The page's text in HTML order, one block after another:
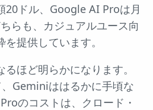
20ドル、Google AI Proは月
らも、カジュアルユース向
提供しています。
ほど明らかになります。
Geminiははるかに手頃な
のコストは、クロード・